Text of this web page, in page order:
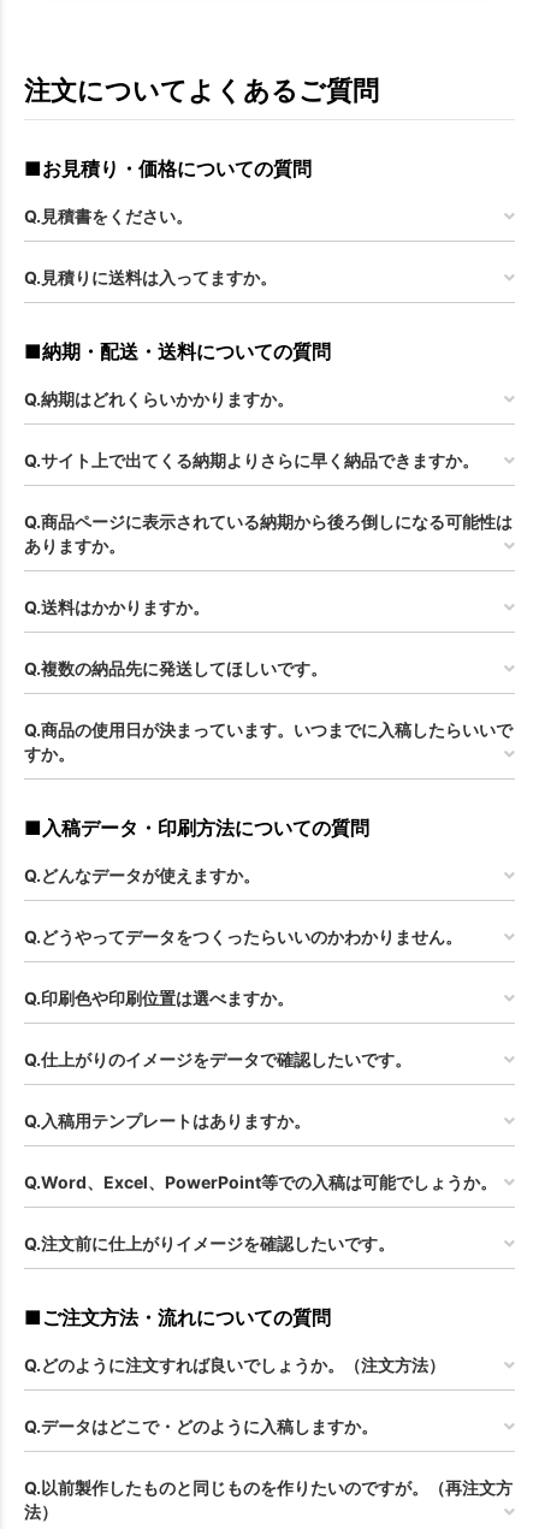
注文についてよくあるご質問
■お見積り・価格についての質問
Q.見積書をください。
Q.見積りに送料は入ってますか。
■納期・配送・送料についての質問
Q.納期はどれくらいかかりますか。
Q.サイト上で出てくる納期よりさらに早く納品できますか。
Q.商品ページに表示されている納期から後ろ倒しになる可能性は
ありますか。
Q.送料はかかりますか。
Q.複数の納品先に発送してほしいです。
Q.商品の使用日が決まっています。いつまでに入稿したらいいで
すか。
■入稿データ・印刷方法についての質問
Q.どんなデータが使えますか。
Q.どうやってデータをつくったらいいのかわかりません。
Q.印刷色や印刷位置は選べますか。
Q.仕上がりのイメージをデータで確認したいです。
Q.入稿用テンプレートはありますか。
Q.Word、Excel、PowerPoint等での入稿は可能でしょうか。
Q.注文前に仕上がりイメージを確認したいです。
■ご注文方法・流れについての質問
Q.どのように注文すれば良いでしょうか。（注文方法）
Q.データはどこで・どのように入稿しますか。
Q.以前製作したものと同じものを作りたいのですが。（再注文方
法）